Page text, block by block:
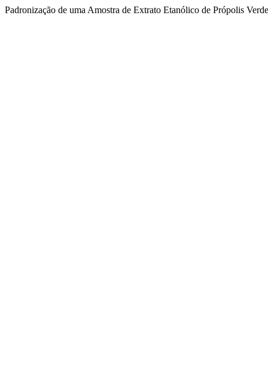
Padronização de uma Amostra de Extrato Etanólico de Própolis